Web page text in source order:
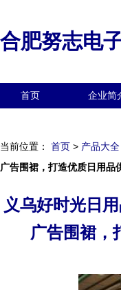
合肥努志电
首页 企业简
当前位置： 首页 > 产品大全
广告围裙，打造优质日用品
义乌好时光日
广告围裙，